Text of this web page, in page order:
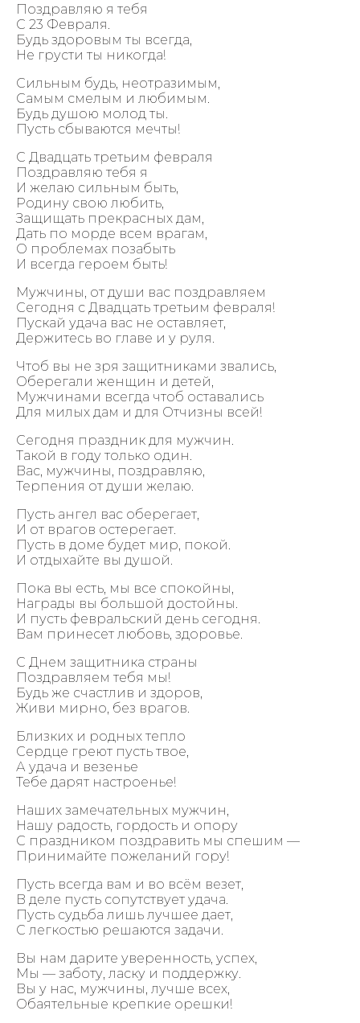
Поздравляю я тебя
С 23 Февраля.
Будь здоровым ты всегда,
Не грусти ты никогда!
Сильным будь, неотразимым,
Самым смелым и любимым.
Будь душою молод ты.
Пусть сбываются мечты!
С Двадцать третьим февраля
Поздравляю тебя я
И желаю сильным быть,
Родину свою любить,
Защищать прекрасных дам,
Дать по морде всем врагам,
О проблемах позабыть
И всегда героем быть!
Мужчины, от души вас поздравляем
Сегодня с Двадцать третьим февраля!
Пускай удача вас не оставляет,
Держитесь во главе и у руля.
Чтоб вы не зря защитниками звались,
Оберегали женщин и детей,
Мужчинами всегда чтоб оставались
Для милых дам и для Отчизны всей!
Сегодня праздник для мужчин.
Такой в году только один.
Вас, мужчины, поздравляю,
Терпения от души желаю.
Пусть ангел вас оберегает,
И от врагов остерегает.
Пусть в доме будет мир, покой.
И отдыхайте вы душой.
Пока вы есть, мы все спокойны,
Награды вы большой достойны.
И пусть февральский день сегодня.
Вам принесет любовь, здоровье.
С Днем защитника страны
Поздравляем тебя мы!
Будь же счастлив и здоров,
Живи мирно, без врагов.
Близких и родных тепло
Сердце греют пусть твое,
А удача и везенье
Тебе дарят настроенье!
Наших замечательных мужчин,
Нашу радость, гордость и опору
С праздником поздравить мы спешим —
Принимайте пожеланий гору!
Пусть всегда вам и во всём везет,
В деле пусть сопутствует удача.
Пусть судьба лишь лучшее дает,
С легкостью решаются задачи.
Вы нам дарите уверенность, успех,
Мы — заботу, ласку и поддержку.
Вы у нас, мужчины, лучше всех,
Обаятельные крепкие орешки!